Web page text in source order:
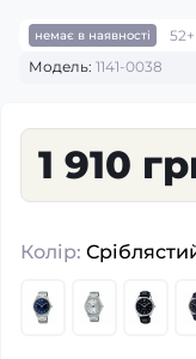
немає в наявності
Модель: 1141-0038
1 910
Колір: